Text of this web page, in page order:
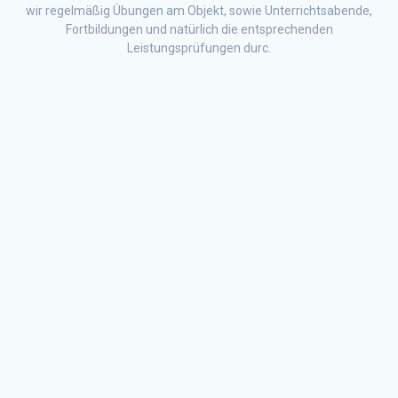
wir regelmäßig Übungen am Objekt, sowie Unterrichtsabende,
Fortbildungen und natürlich die entsprechenden
Leistungsprüfungen durc.